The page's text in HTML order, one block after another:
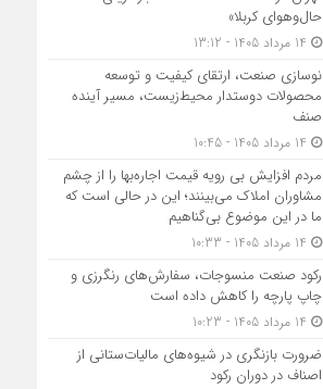
حال‌وهوای کربلا»
نوسازی صنعت، ارتقای کیفیت و توسعه
محصولات دوستدار محیط‌زیست، مسیر آینده
صنف
مردم افزایش بی رویه قیمت اجاره‌بها را از چشم
مشاوران املاک می‌بینند؛ این در حالی است که
ما در این موضوع بی‌گناهیم
رکود صنعت منسوجات، سفارش‌های رنگرزی و
چاپ پارچه را کاهش داده است
ضرورت بازنگری در شیوه‌های مالیات‌ستانی از
اصناف در دوران رکود